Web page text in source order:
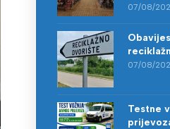
07/08/
07/08/
Testne